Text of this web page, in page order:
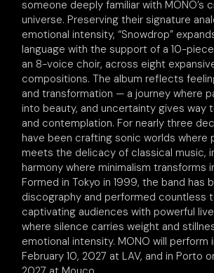
someone deeply familiar with MONO’s
universe. Preserving their signature
emotional intensity, “Snowdrop”
language with the support of a 10-
an 8-voice choir, across eight
compositions. The album reflects
and transformation — a journey where
into beauty, and uncertainty gives way
and contemplation. For nearly three
have been crafting sonic worlds where
meets the delicacy of classical music,
harmony where minimalism transforms
Formed in Tokyo in 1999, the band has
discography and performed countless
captivating audiences with powerful
where silence carries weight and
emotional intensity. MONO will perform
February 10, 2027 at LAV, and in Porto